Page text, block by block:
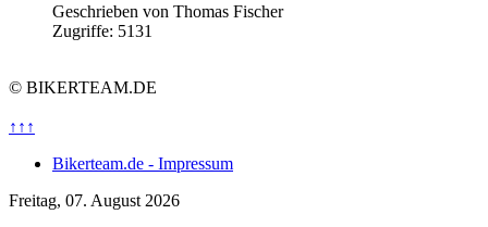
Geschrieben von Thomas Fischer
Zugriffe: 5131
© BIKERTEAM.DE
↑↑↑
Bikerteam.de - Impressum
Freitag, 07. August 2026